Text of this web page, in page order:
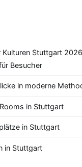
Stuttgart
Besucher
in moderne
in Stuttgart
in Stuttgart
in Stuttgart